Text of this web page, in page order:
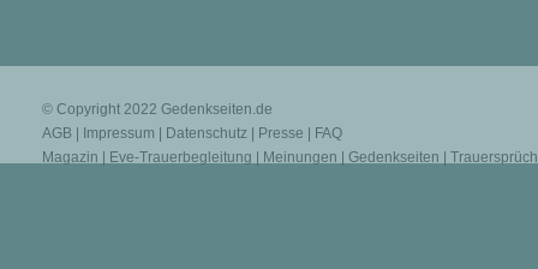
© Copyright 2022 Gedenkseiten.de
AGB
Impressum Datenschutz Presse
FAQ
Magazin
Eve-Trauerbegleitung Meinungen Gedenkseiten